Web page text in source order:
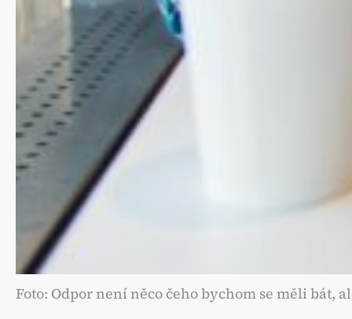
Foto: Odpor není něco čeho bychom se měli bát,